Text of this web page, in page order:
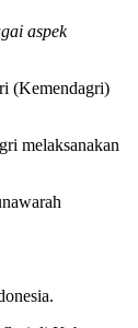
aspek
(Kemendagri)
melaksanakan